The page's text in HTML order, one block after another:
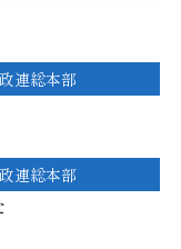
連総本部
連総本部